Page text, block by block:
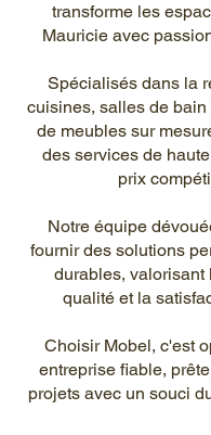
transforme les
Mauricie avec
Spécialisés dans la
cuisines, salles de bain
de meubles sur
des services de
prix
Notre équipe
fournir des solutions
durables, valorisant
qualité et la
Choisir Mobel, c'est
entreprise fiable,
projets avec un souci